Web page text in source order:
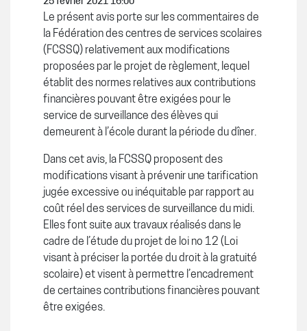
Le présent avis porte sur les commentaires de
la Fédération des centres de services scolaires
(FCSSQ) relativement aux modifications
proposées par le projet de règlement, lequel
établit des normes relatives aux contributions
financières pouvant être exigées pour le
service de surveillance des élèves qui
demeurent à l’école durant la période du dîner.
Dans cet avis, la FCSSQ proposent des
modifications visant à prévenir une tarification
jugée excessive ou inéquitable par rapport au
coût réel des services de surveillance du midi.
Elles font suite aux travaux réalisés dans le
cadre de l’étude du projet de loi no 12 (Loi
visant à préciser la portée du droit à la gratuité
scolaire) et visent à permettre l’encadrement
de certaines contributions financières pouvant
être exigées.